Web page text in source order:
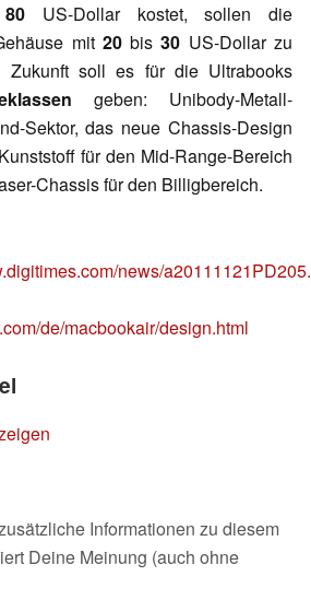
80 US-Dollar kostet, sollen die
mit 20bis 30 US-Dollar zu
Zukunft soll es für die Ultrabooks
geben: Unibody-Metall-
Sektor, das neue Chassis-Design
für den Mid-Range-Bereich
Chassis für den Billigbereich.
news/
de/macbookair/design.html
Informationen zu diesem
Deine Meinung (auch ohne